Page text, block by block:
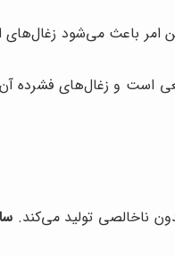
امر باعث می‌شود
است و زغال‌های
ناخالصی تولید می‌کند.